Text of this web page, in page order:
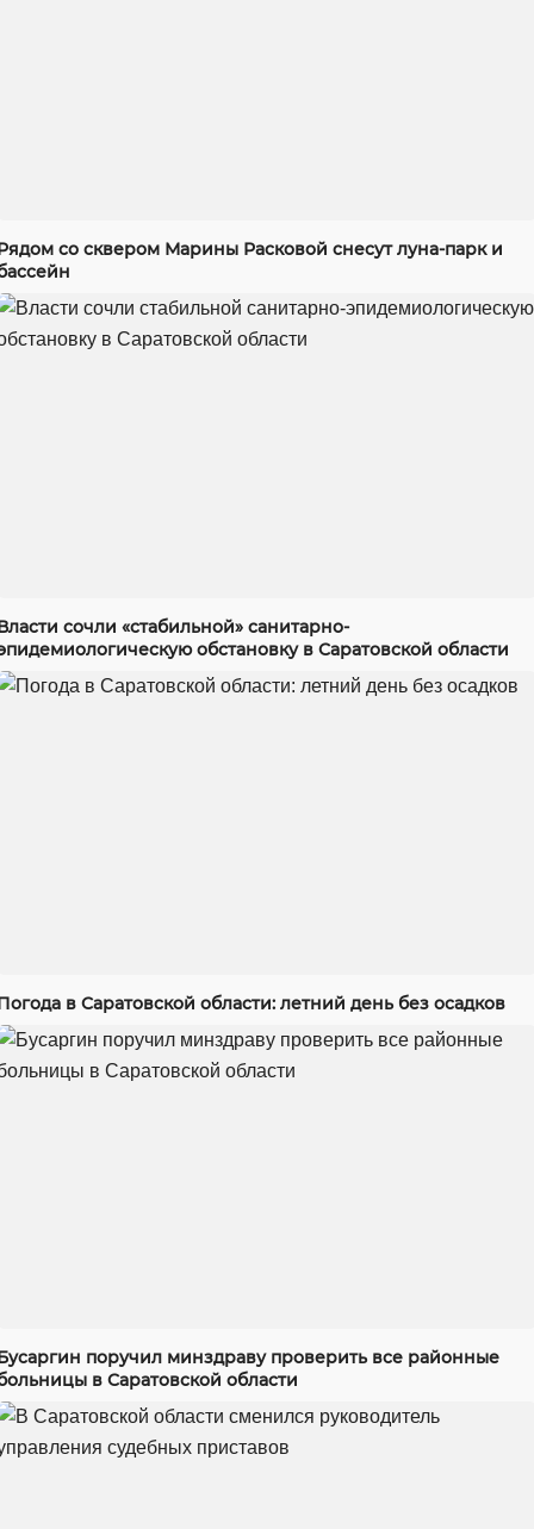
со сквером Марины Расковой снесут луна-парк и
сочли «стабильной» санитарно-
обстановку в Саратовской области
в Саратовской области: летний день без осадков
поручил минздраву проверить все районные
в Саратовской области